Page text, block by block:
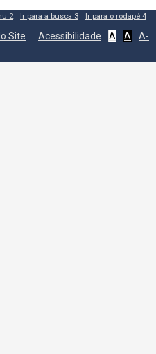
2 Ir para a busca 3 Ir para o rodapé 4
Site Acessibilidade A A A-